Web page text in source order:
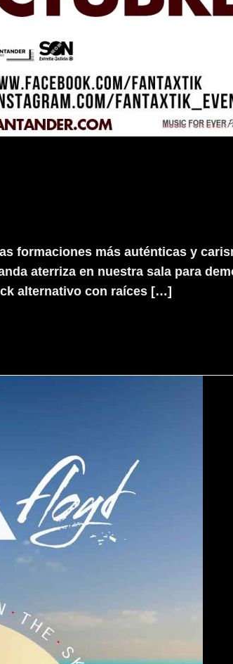
formaciones más auténticas y
aterriza en nuestra sala para
alternativo con raíces […]